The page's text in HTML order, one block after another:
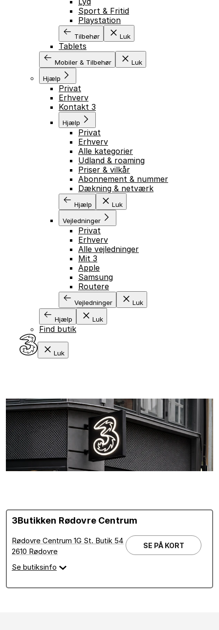
GÅ TIL INDHOLD
Sport & Fritid
Playstation
Tilbehør Luk
Tablets
Mobiler & Tilbehør Luk
Hjælp
Privat
Erhverv
Kontakt 3
Hjælp
Privat
Erhverv
Alle kategorier
Udland & roaming
Priser & vilkår
Abonnement & nummer
Dækning & netværk
Hjælp Luk
Vejledninger
Privat
Erhverv
Alle vejledninger
Mit 3
Apple
Samsung
Routere
Vejledninger Luk
Hjælp Luk
Find butik
Luk
3Butikken Rødovre Centrum
Rødovre Centrum 1G St. Butik 54
2610 Rødovre
Se butiksinfo
SE PÅ KORT